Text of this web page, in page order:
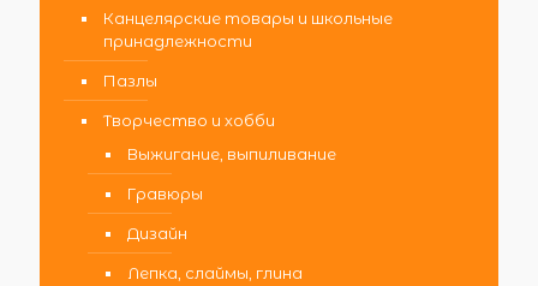
Канцелярские товары и школьные
принадлежности
Пазлы
Творчество и хобби
Выжигание, выпиливание
Гравюры
Дизайн
Лепка, слаймы, глина